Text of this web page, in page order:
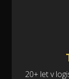
20+ let v